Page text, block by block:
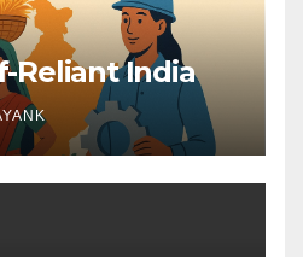
Reliant India